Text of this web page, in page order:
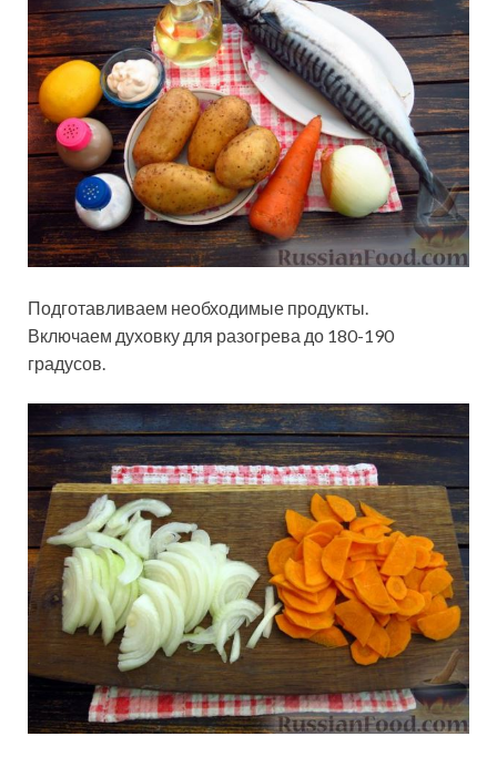
Подготавливаем необходимые продукты.
Включаем духовку для разогрева до 180-190
градусов.